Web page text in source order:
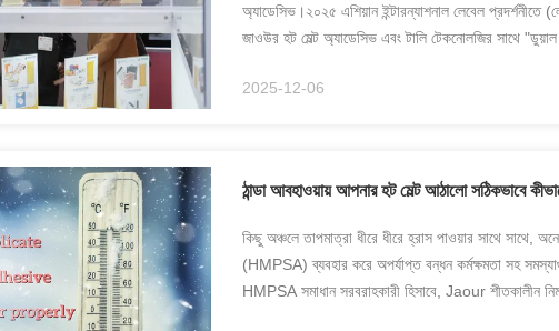
অ্যাডেসিভ।২০২৫ এশিয়ান ইন্টারন্যাশনাল লেবেল প্রদর্শনীতে
জাওউর হট মেল্ট অ্যাডেসিভ এবং টালি টেকনোলজির সাথে "ডুয়াল
2025-12-06
ঠান্ডা আবহাওয়ায় আপনার হট মেল্ট আঠালো সঠিকভাবে
কিছু অঞ্চলে তাপমাত্রা ধীরে ধীরে হ্রাস পাওয়ার সাথে সাথে,
(HMPSA) ব্যবহার করে অপর্যাপ্ত বন্ধন কর্মক্ষমতা সহ
HMPSA সমাধান সরবরাহকারী হিসাবে, Jaour শীতকালীন